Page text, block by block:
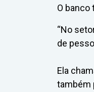
O banco
“No
de
Ela
também